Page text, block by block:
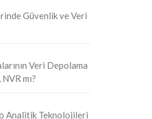
Güvenlik ve Veri
Veri Depolama
mı?
Analitik Teknolojileri